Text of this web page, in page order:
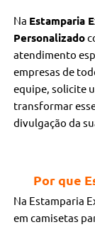
Na Estamparia
Personalizado
atendimento
empresas de
equipe, solicite
transformar
divulgação da
Por que
Na Estamparia
em camisetas